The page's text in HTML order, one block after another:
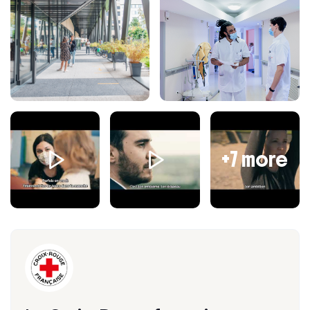
d'adolescents de 0 à 20 ans (patientèle variée) et de
leurs familles, dans une grande salle avec du matériel à
disposition.
Profil du candidat
Titulaire d'un diplôme d'État de psychomotricien (DEPS),
vous faites preuve de rigueur et de disponibilité dans
l'exercice de vos fonctions.
Vous disposez de qualités d'analyse, d'écoute et de
pédagogie. Vous êtes réactif et savez adopter une
pratique réflexive et critique. Vous faites preuve d'une
Une expérience en CMPP serait un réel atout.
+7 more